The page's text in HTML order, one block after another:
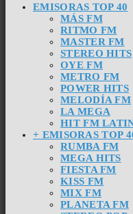
EMISORAS TOP 40
MÁS FM
RITMO FM
MASTER FM
STEREO HITS
OYE FM
METRO FM
POWER HITS
MELODÍA FM
LA MEGA
HIT FM
+ EMISORAS TOP
RUMBA FM
MEGA HITS
FIESTA FM
KISS FM
MIX FM
PLANETA FM